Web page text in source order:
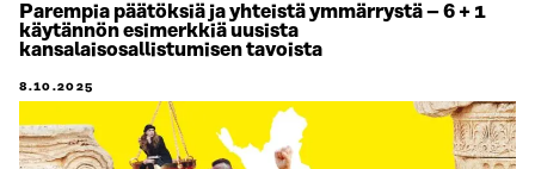
Parempia päätöksiä ja yhteistä ymmärrystä – 6 + 1
käytännön esimerkkiä uusista
kansalaisosallistumisen tavoista
8.10.2025